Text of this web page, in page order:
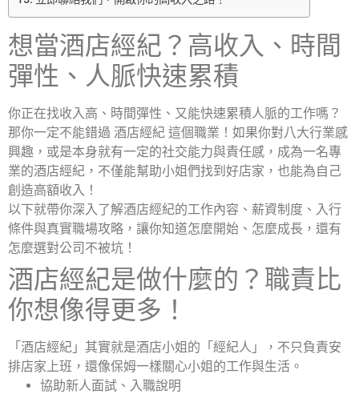
想當酒店經紀？高收入、時間
彈性、人脈快速累積
你正在找收入高、時間彈性、又能快速累積人脈的工作嗎？
那你一定不能錯過 酒店經紀 這個職業！如果你對八大行業感
興趣，或是本身就有一定的社交能力與責任感，成為一名專
業的酒店經紀，不僅能幫助小姐們找到好店家，也能為自己
創造高額收入！
以下就帶你深入了解酒店經紀的工作內容、薪資制度、入行
條件與真實職場攻略，讓你知道怎麼開始、怎麼成長，還有
怎麼選對公司不被坑！
酒店經紀是做什麼的？職責比
你想像得更多！
「酒店經紀」其實就是酒店小姐的「經紀人」，不只負責安
排店家上班，還像保姆一樣關心小姐的工作與生活。
協助新人面試、入職說明